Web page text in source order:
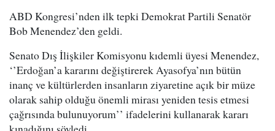
ABD Kongresi’nden ilk tepki Demokrat Partili Senatör
Bob Menendez’den geldi.
Senato Dış İlişkiler Komisyonu kıdemli üyesi Menendez,
‘’Erdoğan’a kararını değiştirerek Ayasofya’nın bütün
inanç ve kültürlerden insanların ziyaretine açık bir müze
olarak sahip olduğu önemli mirası yeniden tesis etmesi
çağrısında bulunuyorum’’ ifadelerini kullanarak kararı